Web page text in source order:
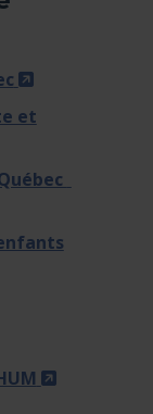
- Cet
et
dans une
une
s'ouvrira
- Cet